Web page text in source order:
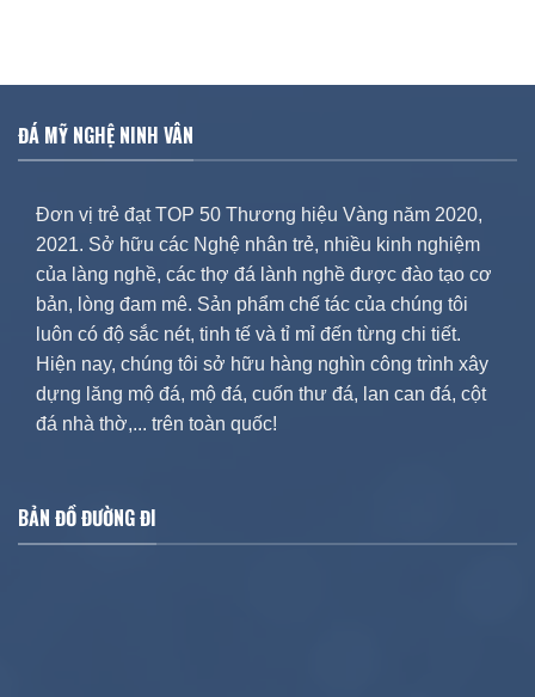
ĐÁ MỸ NGHỆ NINH VÂN
Đơn vị trẻ đạt TOP 50 Thương hiệu Vàng năm 2020,
2021. Sở hữu các Nghệ nhân trẻ, nhiều kinh nghiệm
của làng nghề, các thợ đá lành nghề được đào tạo cơ
bản, lòng đam mê. Sản phẩm chế tác của chúng tôi
luôn có độ sắc nét, tinh tế và tỉ mỉ đến từng chi tiết.
Hiện nay, chúng tôi sở hữu hàng nghìn công trình xây
dựng lăng mộ đá, mộ đá, cuốn thư đá, lan can đá, cột
đá nhà thờ,... trên toàn quốc!
BẢN ĐỒ ĐƯỜNG ĐI